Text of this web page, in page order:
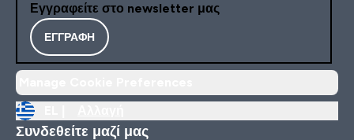
Εγγραφείτε στο newsletter μας
ΕΓΓΡΑΦΉ
Συνδεθείτε μαζί μας